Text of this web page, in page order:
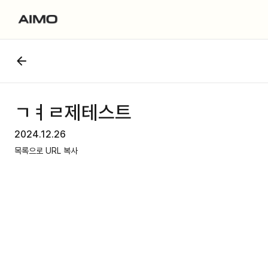
ㄱㅕㄹ제테스트
2024.12.26
목록으로 URL 복사